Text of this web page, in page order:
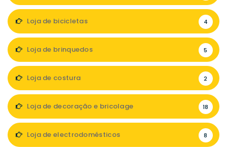
Loja de bicicletas 4
Loja de brinquedos 5
Loja de costura 2
Loja de decoração e bricolage 18
Loja de electrodomésticos 8